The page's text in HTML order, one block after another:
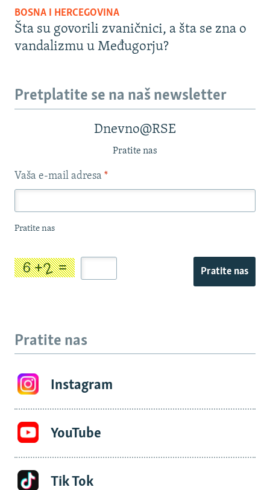
BOSNA I HERCEGOVINA
Šta su govorili zvaničnici, a šta se zna o
vandalizmu u Međugorju?
Pretplatite se na naš newsletter
Dnevno@RSE
Pratite nas
Vaša e-mail adresa *
Pratite nas
Pratite nas
Pratite nas
Instagram
YouTube
Tik Tok